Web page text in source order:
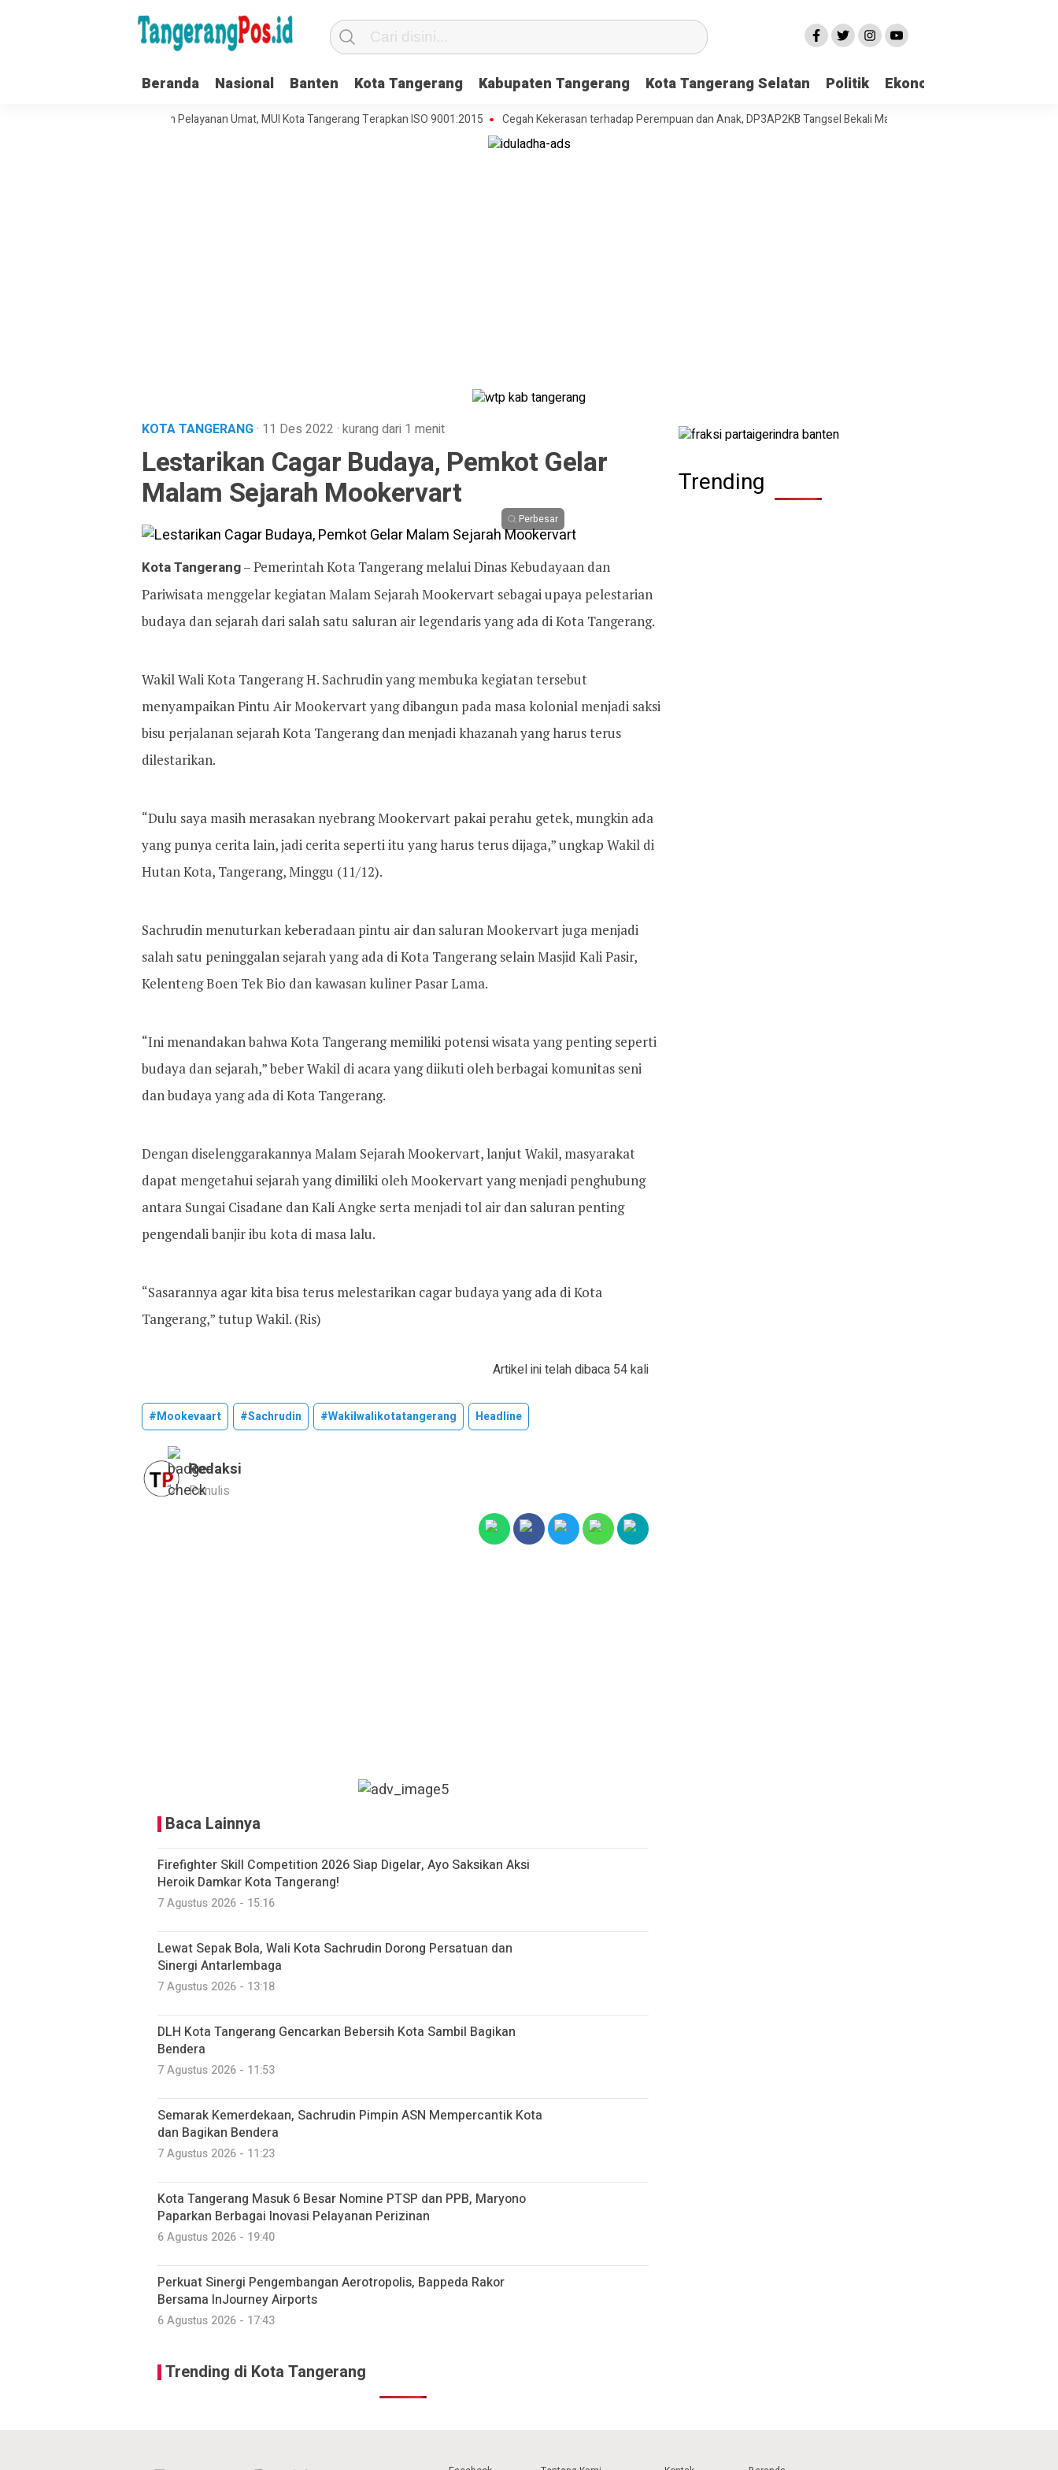
Beranda Nasional Banten Kota Tangerang Kabupaten Tangerang Kota Tangerang Selatan Politik Ekonomi
Tata Kelola Organisasi dan Pelayanan Umat, MUI Kota Tangerang Terapkan ISO 9001:2015 Cegah Kekerasan terhadap Perempuan dan Anak, DP3AP2KB Tangsel Bekali Masyarakat Manajemen Stres dan
KOTA TANGERANG· 11 Des 2022 · kurang dari 1 menit
Lestarikan Cagar Budaya, Pemkot Gelar
Malam Sejarah Mookervart
Perbesar
Kota Tangerang– Pemerintah Kota Tangerang melalui Dinas Kebudayaan dan
Pariwisata menggelar kegiatan Malam Sejarah Mookervart sebagai upaya pelestarian
budaya dan sejarah dari salah satu saluran air legendaris yang ada di Kota Tangerang.
Wakil Wali Kota Tangerang H. Sachrudin yang membuka kegiatan tersebut
menyampaikan Pintu Air Mookervart yang dibangun pada masa kolonial menjadi saksi
bisu perjalanan sejarah Kota Tangerang dan menjadi khazanah yang harus terus
dilestarikan.
“Dulu saya masih merasakan nyebrang Mookervart pakai perahu getek, mungkin ada
yang punya cerita lain, jadi cerita seperti itu yang harus terus dijaga,” ungkap Wakil di
Hutan Kota, Tangerang, Minggu (11/12).
Sachrudin menuturkan keberadaan pintu air dan saluran Mookervart juga menjadi
salah satu peninggalan sejarah yang ada di Kota Tangerang selain Masjid Kali Pasir,
Kelenteng Boen Tek Bio dan kawasan kuliner Pasar Lama.
“Ini menandakan bahwa Kota Tangerang memiliki potensi wisata yang penting seperti
budaya dan sejarah,” beber Wakil di acara yang diikuti oleh berbagai komunitas seni
dan budaya yang ada di Kota Tangerang.
Dengan diselenggarakannya Malam Sejarah Mookervart, lanjut Wakil, masyarakat
dapat mengetahui sejarah yang dimiliki oleh Mookervart yang menjadi penghubung
antara Sungai Cisadane dan Kali Angke serta menjadi tol air dan saluran penting
pengendali banjir ibu kota di masa lalu.
“Sasarannya agar kita bisa terus melestarikan cagar budaya yang ada di Kota
Tangerang,” tutup Wakil. (Ris)
Artikel ini telah dibaca 54 kali
#mookevaart #sachrudin #wakilwalikotatangerang Headline
Redaksi
Penulis
Baca Lainnya
Firefighter Skill Competition 2026 Siap Digelar, Ayo Saksikan Aksi
Heroik Damkar Kota Tangerang!
7 Agustus 2026 - 15:16
Lewat Sepak Bola, Wali Kota Sachrudin Dorong Persatuan dan
Sinergi Antarlembaga
7 Agustus 2026 - 13:18
DLH Kota Tangerang Gencarkan Bebersih Kota Sambil Bagikan
Bendera
7 Agustus 2026 - 11:53
Semarak Kemerdekaan, Sachrudin Pimpin ASN Mempercantik Kota
dan Bagikan Bendera
7 Agustus 2026 - 11:23
Kota Tangerang Masuk 6 Besar Nomine PTSP dan PPB, Maryono
Paparkan Berbagai Inovasi Pelayanan Perizinan
6 Agustus 2026 - 19:40
Perkuat Sinergi Pengembangan Aerotropolis, Bappeda Rakor
Bersama InJourney Airports
6 Agustus 2026 - 17:43
Trending di Kota Tangerang
Trending